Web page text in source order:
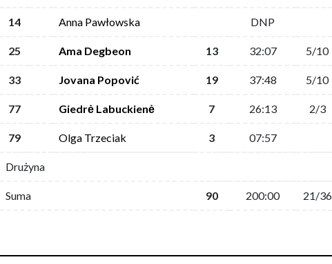
14 Anna Pawłowska DNP
25 Ama Degbeon 13 32:07 5/10
33 Jovana Popović 19 37:48 5/10
77 Giedrė Labuckienė 7 26:13 2/3
79 Olga Trzeciak 3 07:57
Drużyna
Suma 90 200:00 21/36